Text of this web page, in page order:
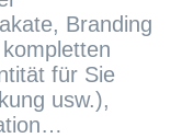
Branding
für Sie
usw.),